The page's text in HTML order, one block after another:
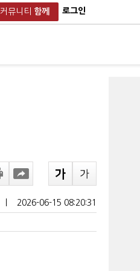
커뮤니티 함께 로그인
2026-06-15 08:20:31